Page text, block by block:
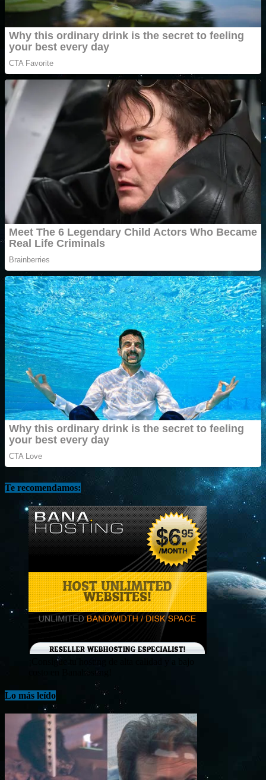
Te recomendamos:
¡Consigue tu hosting de alta calidad y a bajo
costo en Banahosting!
Lo más leído